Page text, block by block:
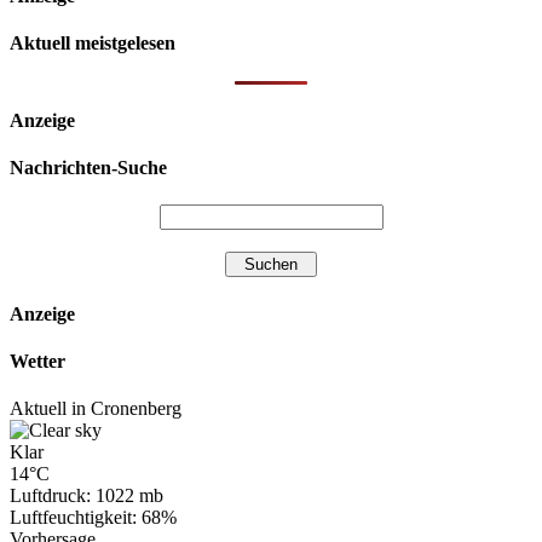
Aktuell meistgelesen
Anzeige
Nachrichten-Suche
Anzeige
Wetter
Aktuell in Cronenberg
Klar
14°C
Luftdruck: 1022 mb
Luftfeuchtigkeit: 68%